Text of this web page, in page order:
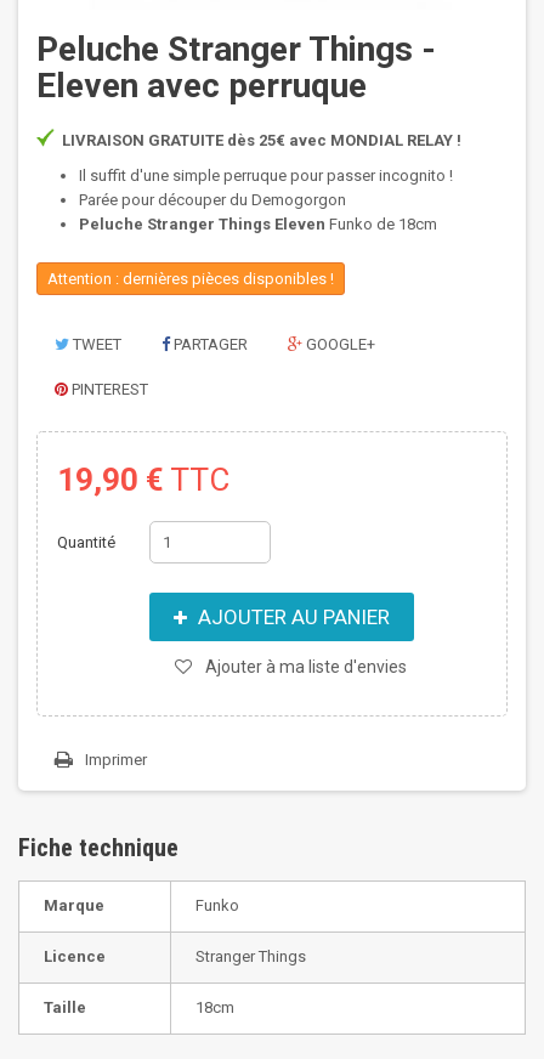
Peluche Stranger Things -
Eleven avec perruque
LIVRAISON GRATUITE dès 25€ avec MONDIAL RELAY !
Il suffit d'une simple perruque pour passer incognito !
Parée pour découper du Demogorgon
Peluche Stranger Things Eleven Funko de 18cm
Attention : dernières pièces disponibles !
TWEET PARTAGER GOOGLE+
PINTEREST
19,90 € TTC
Quantité
AJOUTER AU PANIER
Ajouter à ma liste d'envies
Imprimer
Fiche technique
Marque Funko
Licence Stranger Things
Taille 18cm